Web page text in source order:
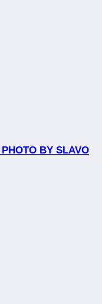
BY SLAVO